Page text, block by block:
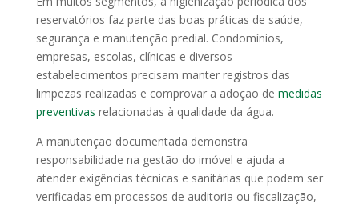
reservatórios faz parte das boas práticas de saúde,
segurança e manutenção predial. Condomínios,
empresas, escolas, clínicas e diversos
estabelecimentos precisam manter registros das
limpezas realizadas e comprovar a adoção de medidas
preventivas relacionadas à qualidade da água.
A manutenção documentada demonstra
responsabilidade na gestão do imóvel e ajuda a
atender exigências técnicas e sanitárias que podem ser
verificadas em processos de auditoria ou fiscalização,